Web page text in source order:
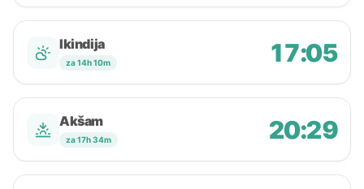
Ikindija
za 14h 10m 17:05
Akšam
za 17h 34m 20:29